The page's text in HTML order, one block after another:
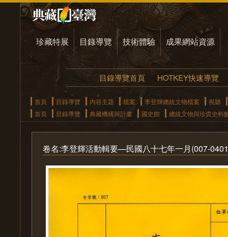
珍藏特展 目錄導覽 技術體驗 成果網站資源
目錄導覽首頁 HOTKEY快速導覽
首頁 目錄導覽 內容主題 檔案 李登輝總統文物檔案
視聽
首頁
目錄導覽 典藏機構與計畫 國史館 總統文物與珍貴史料
卷名:李登輝活動輯要—民國八十七年一月(007-